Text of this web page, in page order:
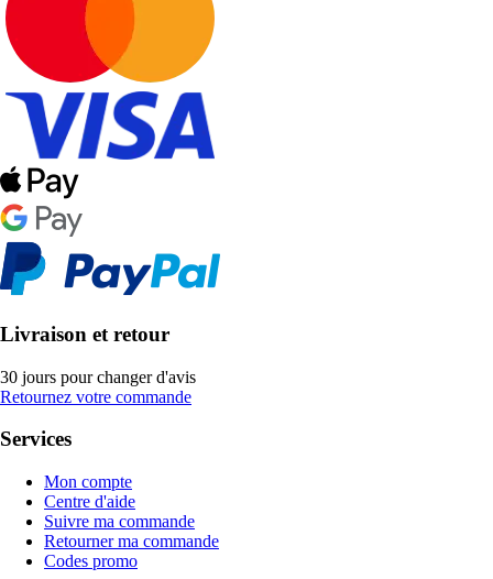
Livraison et retour
30 jours pour changer d'avis
Retournez votre commande
Services
Mon compte
Centre d'aide
Suivre ma commande
Retourner ma commande
Codes promo